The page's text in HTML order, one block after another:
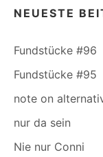
NEUESTE
Fundstücke #96
Fundstücke #95
note on
nur da sein
Nie nur Conni